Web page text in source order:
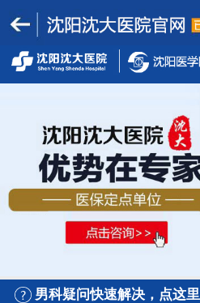
男科疑问快速解决，点这里